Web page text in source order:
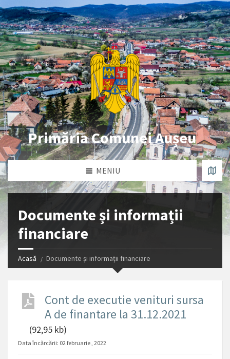
Primăria Comunei Aușeu
MENIU
Documente și informații
financiare
Acasă Documente și informații financiare
Cont de executie venituri sursa
A de finantare la 31.12.2021
(92,95 kb)
Data încărcării: 02 februarie , 2022